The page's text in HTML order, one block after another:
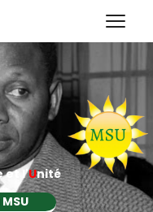
et l'Unité